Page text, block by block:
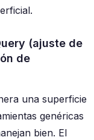
(ajuste de
de
una superficie
genéricas
bien. El